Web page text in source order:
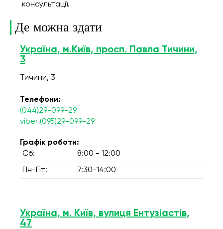
консультації.
Де можна здати
Україна, м.Київ, просп. Павла Тичини,
3
Тичини, 3
Телефони:
(044)29-099-29
viber (095)29-099-29
Графік роботи:
Сб:
8:00 - 12:00
Пн-Пт: 7:30-14:00
Україна, м. Київ, вулиця Ентузіастів,
47